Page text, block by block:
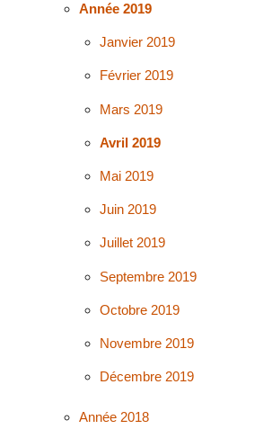
Année 2019
Janvier 2019
Février 2019
Mars 2019
Avril 2019
Mai 2019
Juin 2019
Juillet 2019
Septembre 2019
Octobre 2019
Novembre 2019
Décembre 2019
Année 2018